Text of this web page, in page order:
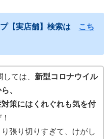
【実店舗】検索は
こち
ては、 新型コロナウイル
、
策にはくれぐれも気を付
張り切りすぎて、けがし